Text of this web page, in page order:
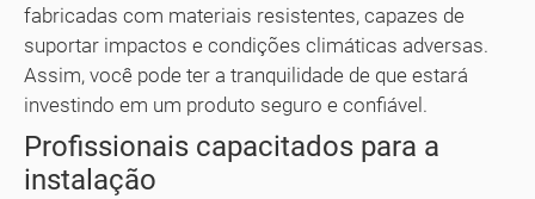
fabricadas com materiais resistentes, capazes de
suportar impactos e condições climáticas adversas.
Assim, você pode ter a tranquilidade de que estará
investindo em um produto seguro e confiável.
Profissionais capacitados para a
instalação